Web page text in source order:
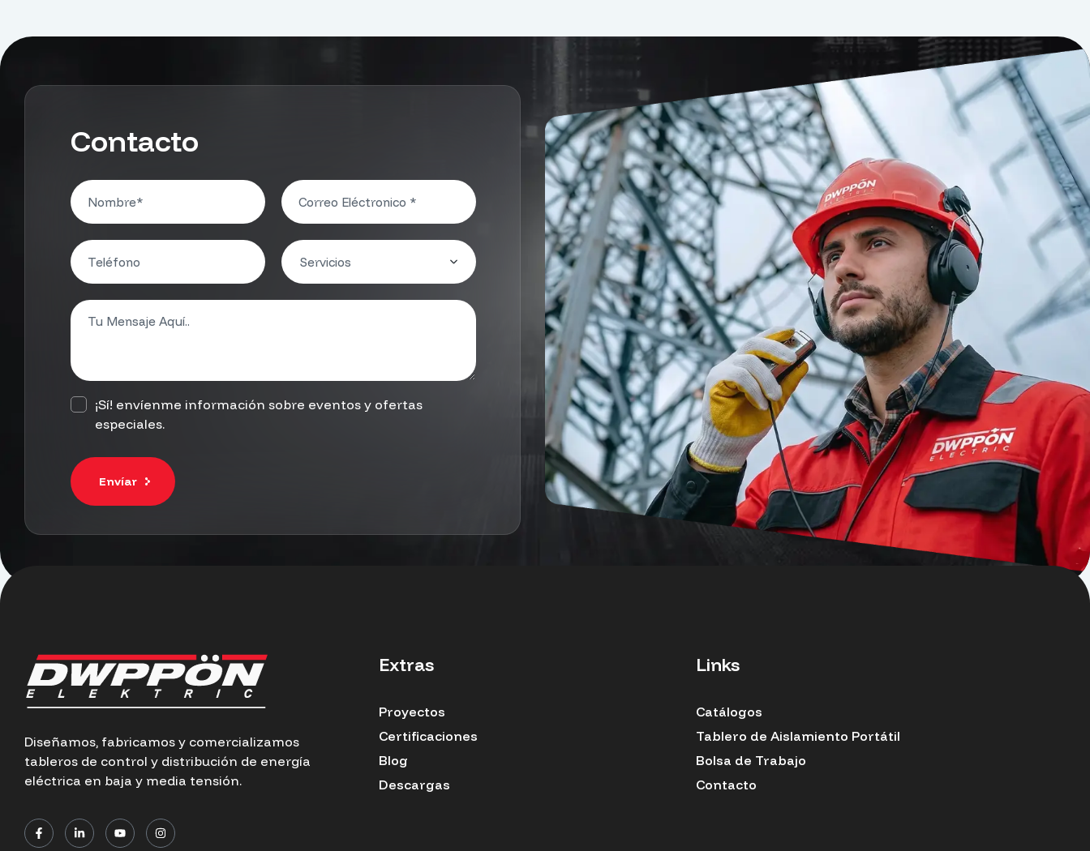
Contacto
¡Sí! envíenme información sobre eventos y ofertas
especiales.
Envíar
Diseñamos, fabricamos y comercializamos
tableros de control y distribución de energía
eléctrica en baja y media tensión.
Extras
Proyectos
Certificaciones
Blog
Descargas
Links
Catálogos
Tablero de Aislamiento Portátil
Bolsa de Trabajo
Contacto